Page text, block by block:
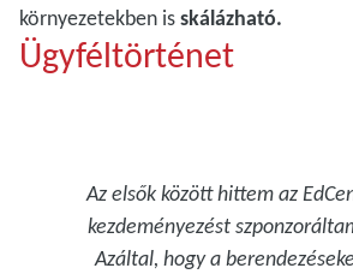
környezetekben isskálázható.
Ügyféltörténet
Az elsők között hittem az
kezdeményezést
Azáltal, hogy a